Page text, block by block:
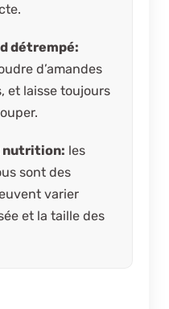
détrempé:
d’amandes
et laisse toujours
nutrition: les
sont des
varier
et la taille des